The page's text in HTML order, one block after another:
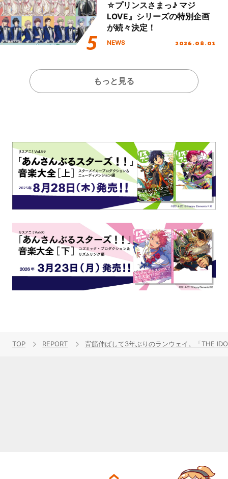
☆プリンスさまっ♪ マジ
LOVE』シリーズの特別企画
が続々決定！
NEWS 2026.08.01
もっと見る
TOP REPORT 背筋伸ばして3年ぶりのランウェイ。「THE